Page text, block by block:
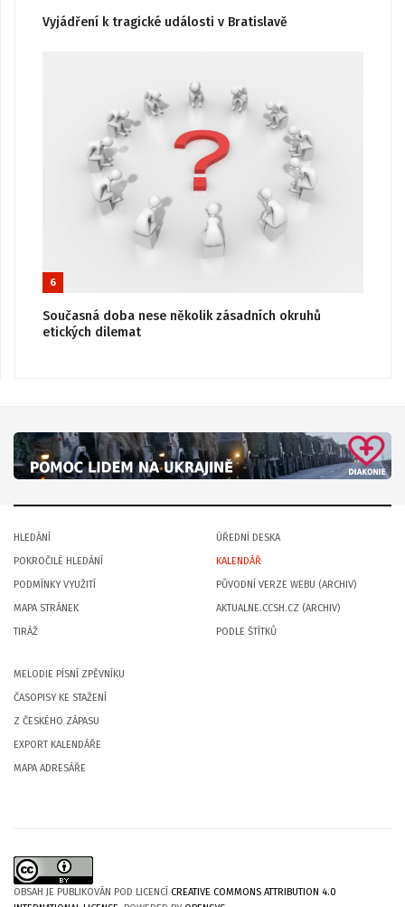
Vyjádření k tragické události v Bratislavě
6
Současná doba nese několik zásadních okruhů
etických dilemat
HLEDÁNÍ
POKROČILÉ HLEDÁNÍ
PODMÍNKY VYUŽITÍ
MAPA STRÁNEK
TIRÁŽ
ÚŘEDNÍ DESKA
KALENDÁŘ
PŮVODNÍ VERZE WEBU (ARCHIV)
AKTUALNE.CCSH.CZ (ARCHIV)
PODLE ŠTÍTKŮ
MELODIE PÍSNÍ ZPĚVNÍKU
ČASOPISY KE STAŽENÍ
Z ČESKÉHO ZÁPASU
EXPORT KALENDÁŘE
MAPA ADRESÁŘE
OBSAH JE PUBLIKOVÁN POD LICENCÍ CREATIVE COMMONS ATTRIBUTION 4.0